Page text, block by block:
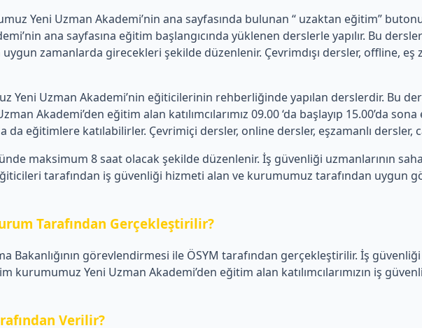
Yeni Uzman Akademi’nin ana sayfasında bulunan “ uzaktan eğitim”
ana sayfasına eğitim başlangıcında yüklenen derslerle yapılır. Bu
uygun zamanlarda girecekleri şekilde düzenlenir. Çevrimdışı dersler, offline,
Yeni Uzman Akademi’nin eğiticilerinin rehberliğinde yapılan derslerdir. Bu
Akademi’den eğitim alan katılımcılarımız 09.00 ‘da başlayıp 15.00’da
da eğitimlere katılabilirler. Çevrimiçi dersler, online dersler, eşzamanlı dersler,
maksimum 8 saat olacak şekilde düzenlenir. İş güvenliği uzmanlarının
tarafından iş güvenliği hizmeti alan ve kurumumuz tarafından uygun
Tarafından Gerçekleştirilir?
Bakanlığının görevlendirmesi ile ÖSYM tarafından gerçekleştirilir. İş güvenliği
kurumumuz Yeni Uzman Akademi’den eğitim alan katılımcılarımızın iş
Verilir?